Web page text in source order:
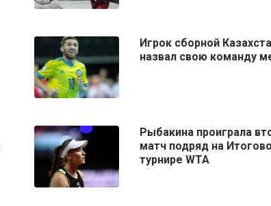
Игрок сборной
назвал свою команду
Рыбакина проиграла
матч подряд на
турнире WTA